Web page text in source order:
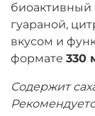
биоактивный
гуараной,
вкусом и
формате 330
Содержит